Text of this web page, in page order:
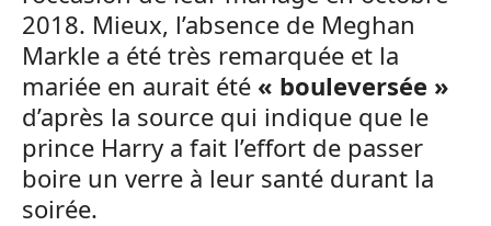
2018. Mieux, l’absence de Meghan
Markle a été très remarquée et la
mariée en aurait été « bouleversée »
d’après la source qui indique que le
prince Harry a fait l’effort de passer
boire un verre à leur santé durant la
soirée.